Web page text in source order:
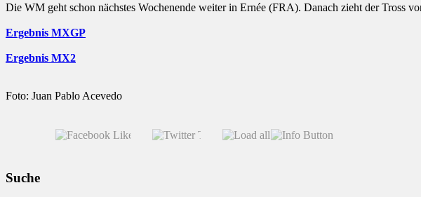
Die WM geht schon nächstes Wochenende weiter in Ernée (FRA). Danach zieht der Tross
Ergebnis MXGP
Ergebnis MX2
Foto: Juan Pablo Acevedo
Suche